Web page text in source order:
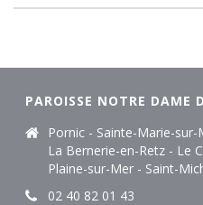
PAROISSE NOTRE DAME
Pornic - Sainte-Marie-
La Bernerie-en-Retz - Le
Plaine-sur-Mer - Saint-
02 40 82 01 43